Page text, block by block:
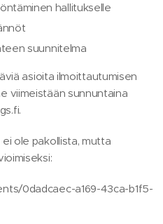
hallitukselle
suunnitelma
asioita ilmoittautumisen
viimeistään sunnuntaina
ole pakollista, mutta
0dadcaec-a169-43ca-b1f5-